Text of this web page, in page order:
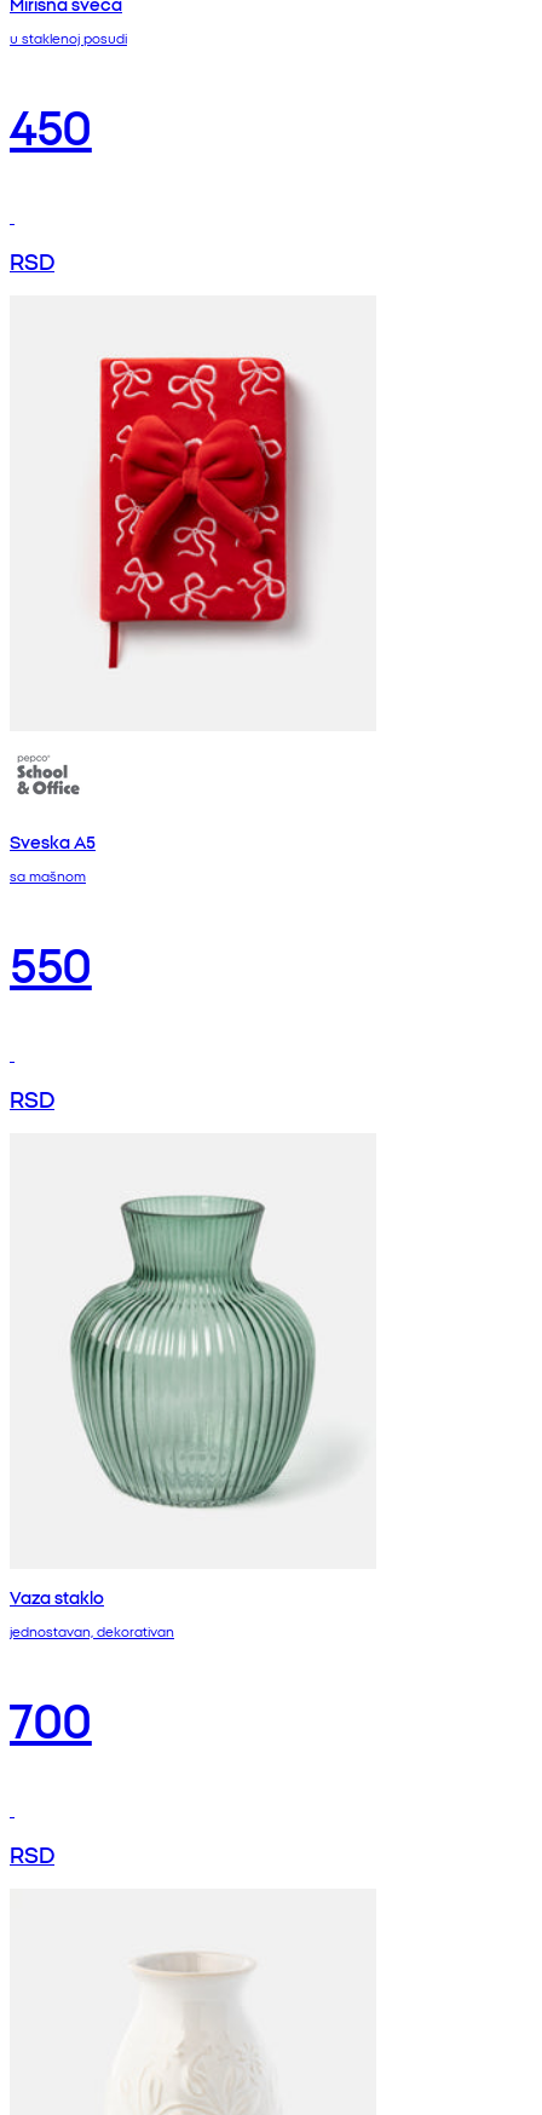
u staklenoj posudi
450
RSD
Sveska A5
sa mašnom
550
RSD
Vaza staklo
jednostavan, dekorativan
700
RSD